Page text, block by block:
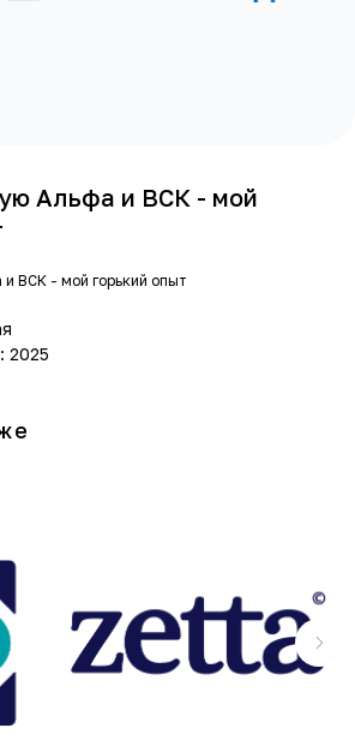
Альфа и ВСК - мой
ВСК - мой горький опыт
2025